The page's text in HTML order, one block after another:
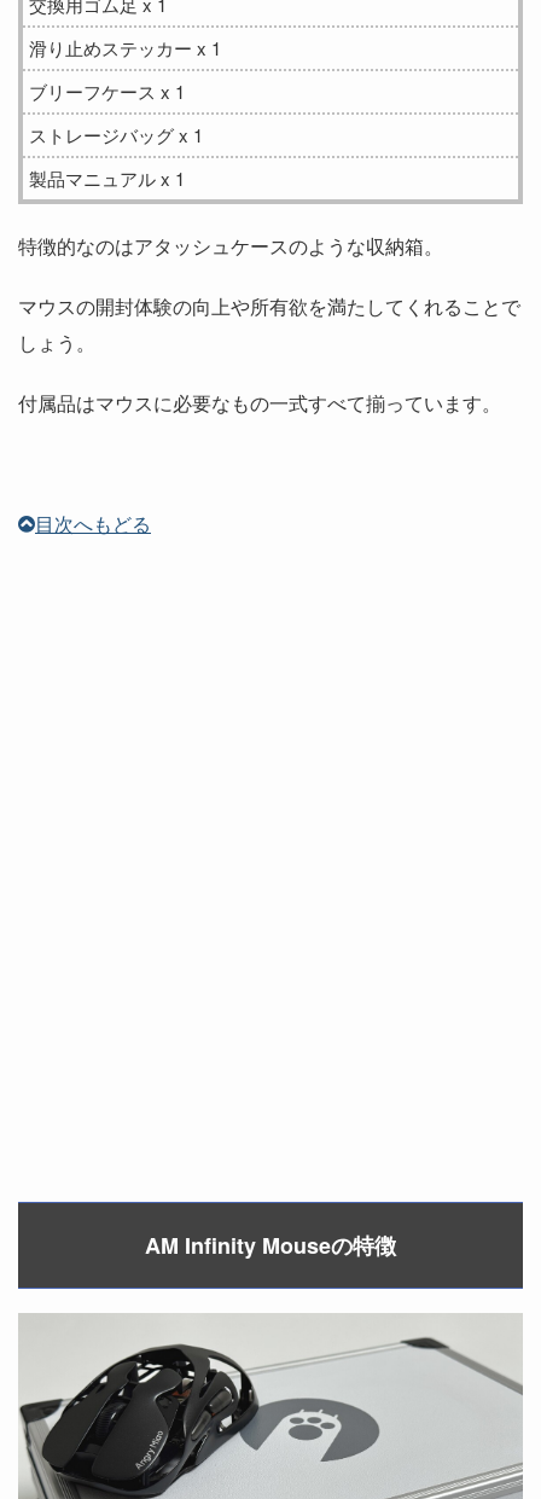
滑り止めステッカー x 1
ブリーフケース x 1
ストレージバッグ x 1
製品マニュアル x 1
特徴的なのはアタッシュケースのような収納箱。
マウスの開封体験の向上や所有欲を満たしてくれることで
しょう。
付属品はマウスに必要なもの一式すべて揃っています。
目次へもどる
AM Infinity Mouseの特徴